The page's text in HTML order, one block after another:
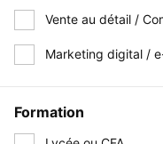
Vente au détail /
Marketing digital /
Formation